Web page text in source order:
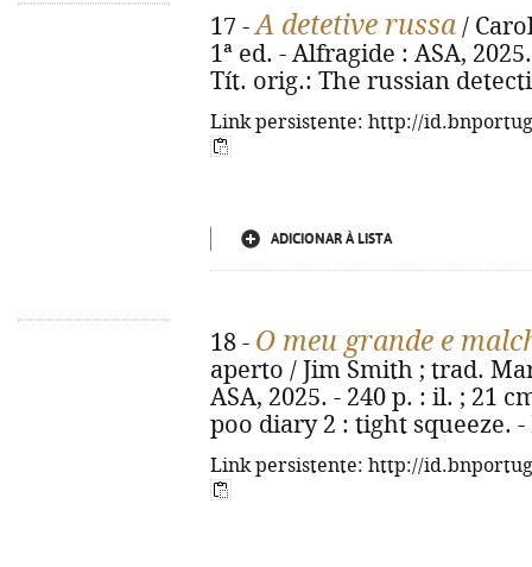
17 -A detetive russa /
1ª ed. - Alfragide : ASA,
Tít. orig.: The russian
Link persistente: http://
ADICIONAR À LISTA
18 - O meu grande e
aperto / Jim Smith ; trad.
ASA, 2025. - 240 p. : il. ; 21
poo diary 2 : tight squeeze. -
Link persistente: http://